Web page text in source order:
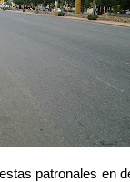
patronales en